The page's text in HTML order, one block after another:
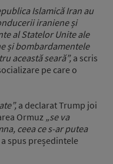
Islamică Iran au
iraniene și
al Statelor Unite ale
și bombardamentele
această seară”, a scris
pe care o
a declarat Trump joi
Ormuz „se va
ceea ce s-ar putea
a spus președintele